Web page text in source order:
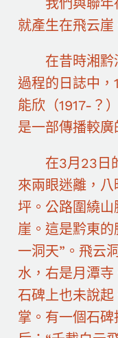
就產生在飛云崖
在昔時湘
過程的日誌中
能欣（1917-？
是一部傳播較廣
在3月23日
來兩眼迷離，
坪。公路圍繞
崖。這是黔東
一洞天”。飛云
水，右是月潭
石碑上也未說
掌。有一個石